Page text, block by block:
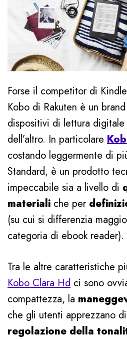
Forse il competitor di
Kobo di Rakuten è un
dispositivi di lettura
dell’altro. In particolare
costando leggermente di
Standard, è un prodotto
impeccabile sia a livello di
materiali che per
(su cui si differenzia
categoria di ebook reader).
Tra le altre caratteristiche
Kobo Clara Hd ci sono
compattezza, la
che gli utenti apprezzano
regolazione della